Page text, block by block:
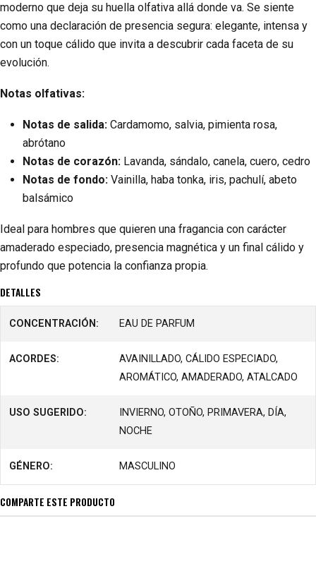
moderno que deja su huella olfativa allá donde va. Se siente
como una declaración de presencia segura: elegante, intensa y
con un toque cálido que invita a descubrir cada faceta de su
evolución.
Notas olfativas:
Notas de salida: Cardamomo, salvia, pimienta rosa,
abrótano
Notas de corazón: Lavanda, sándalo, canela, cuero, cedro
Notas de fondo: Vainilla, haba tonka, iris, pachulí, abeto
balsámico
Ideal para hombres que quieren una fragancia con carácter
amaderado especiado, presencia magnética y un final cálido y
profundo que potencia la confianza propia.
DETALLES
CONCENTRACIÓN: EAU DE PARFUM
ACORDES:
AVAINILLADO, CÁLIDO ESPECIADO,
AROMÁTICO, AMADERADO, ATALCADO
USO SUGERIDO:
INVIERNO, OTOÑO, PRIMAVERA, DÍA,
NOCHE
GÉNERO: MASCULINO
COMPARTE ESTE PRODUCTO